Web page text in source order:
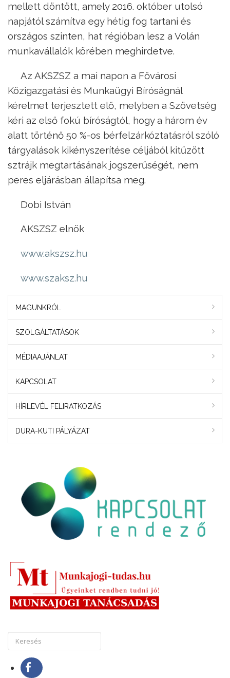
mellett döntött, amely 2016. október utolsó
napjától számítva egy hétig fog tartani és
országos szinten, hat régióban lesz a Volán
munkavállalók körében meghirdetve.
Az AKSZSZ a mai napon a Fővárosi
Közigazgatási és Munkaügyi Bíróságnál
kérelmet terjesztett elő, melyben a Szövetség
kéri az első fokú bíróságtól, hogy a három év
alatt történő 50 %-os bérfelzárkóztatásról szóló
tárgyalások kikényszerítése céljából kitűzött
sztrájk megtartásának jogszerűségét, nem
peres eljárásban állapítsa meg.
Dobi István
AKSZSZ elnök
www.akszsz.hu
www.szaksz.hu
MAGUNKRÓL
SZOLGÁLTATÁSOK
MÉDIAAJÁNLAT
KAPCSOLAT
HÍRLEVÉL FELIRATKOZÁS
DURA-KUTI PÁLYÁZAT